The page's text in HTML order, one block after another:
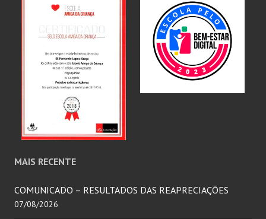
MAIS RECENTE
COMUNICADO – RESULTADOS DAS REAPRECIAÇÕES
07/08/2026